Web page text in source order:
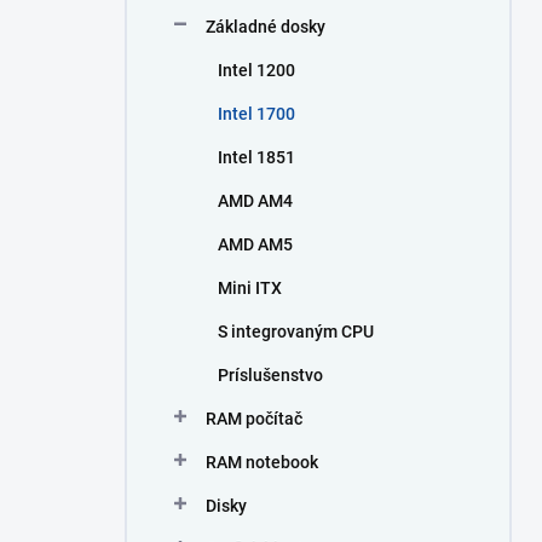
Základné dosky
Intel 1200
Intel 1700
Intel 1851
AMD AM4
AMD AM5
Mini ITX
S integrovaným CPU
Príslušenstvo
RAM počítač
RAM notebook
Disky